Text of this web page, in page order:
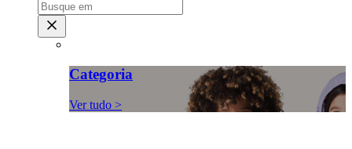
Categoria
Ver tudo >